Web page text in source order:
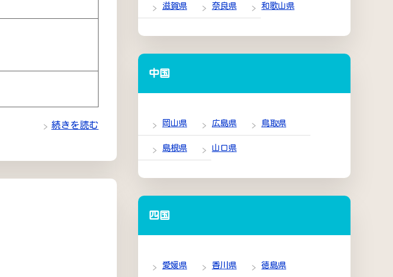
続きを読む
滋賀県 奈良県 和歌山県
中国
岡山県 広島県 鳥取県
島根県 山口県
四国
愛媛県 香川県 徳島県